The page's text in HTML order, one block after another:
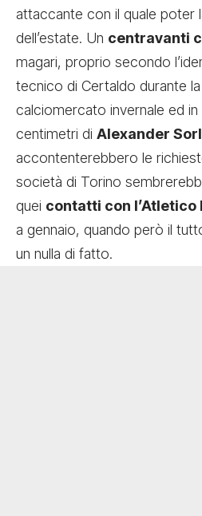
attaccante con il quale poter
dell’estate. Un centravanti
magari, proprio secondo
tecnico di Certaldo durante
calciomercato invernale ed
centimetri di Alexander
accontenterebbero le
società di Torino
quei contatti con l’Atletico
a gennaio, quando però il
un nulla di fatto.